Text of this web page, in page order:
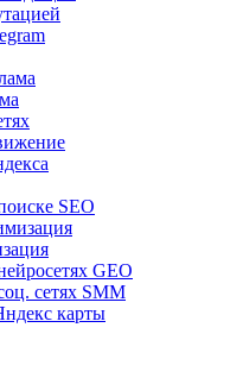
SEO
GEO
сетях SMM
карты